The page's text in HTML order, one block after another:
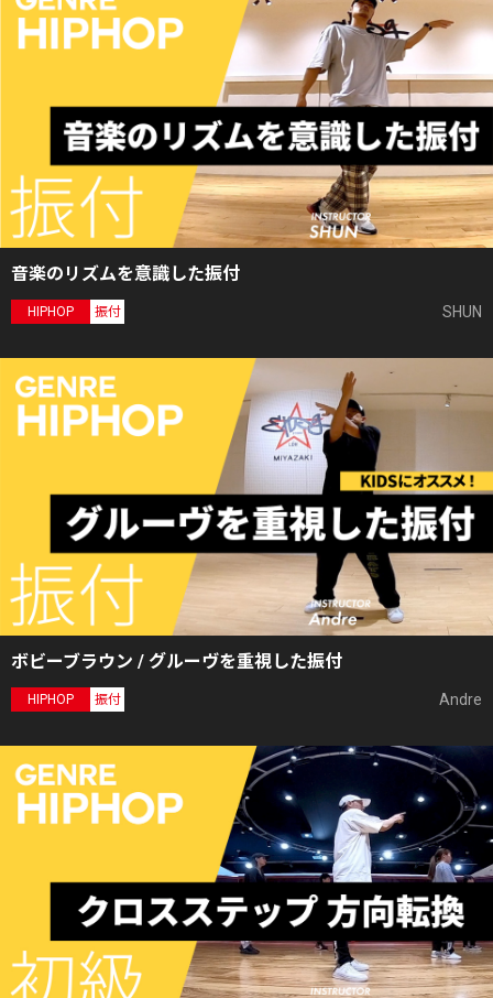
音楽のリズムを意識した振付
HIPHOP 振付 SHUN
ボビーブラウン / グルーヴを重視した振付
HIPHOP 振付 Andre